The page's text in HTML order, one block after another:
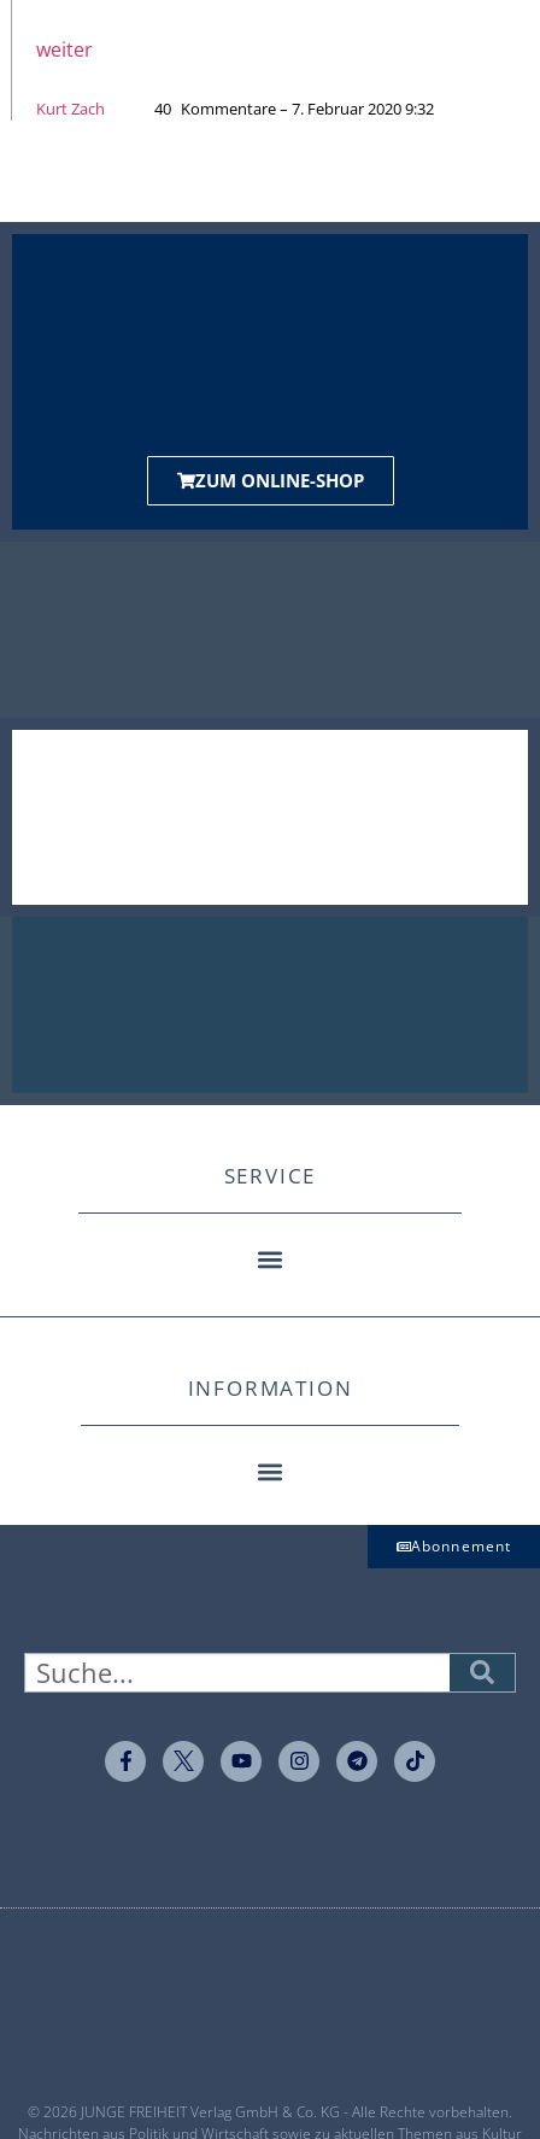
weiter
Kurt Zach 40 Kommentare – 7. Februar 2020 9:32
ZUM ONLINE-SHOP
SERVICE
INFORMATION
Abonnement
© 2026 JUNGE FREIHEIT Verlag GmbH & Co. KG - Alle Rechte vorbehalten.
Nachrichten aus Politik und Wirtschaft sowie zu aktuellen Themen aus Kultur